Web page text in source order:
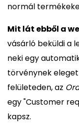
normál
Mit lát ebből a
vásárló beküldi a
neki egy
törvénynek
felületeden, az
egy "Customer
kapsz.